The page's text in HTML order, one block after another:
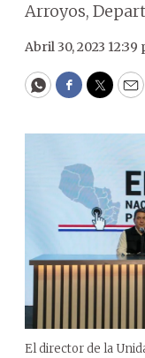
Arroyos,
Abril 30, 2023 12:39
WhatsApp
Facebook
El director de la